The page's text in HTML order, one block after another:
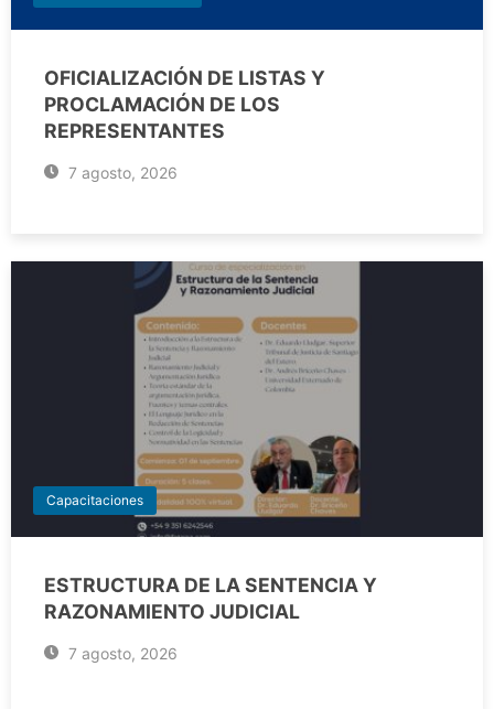
OFICIALIZACIÓN DE LISTAS Y
PROCLAMACIÓN DE LOS
REPRESENTANTES
7 agosto, 2026
Capacitaciones
ESTRUCTURA DE LA SENTENCIA Y
RAZONAMIENTO JUDICIAL
7 agosto, 2026